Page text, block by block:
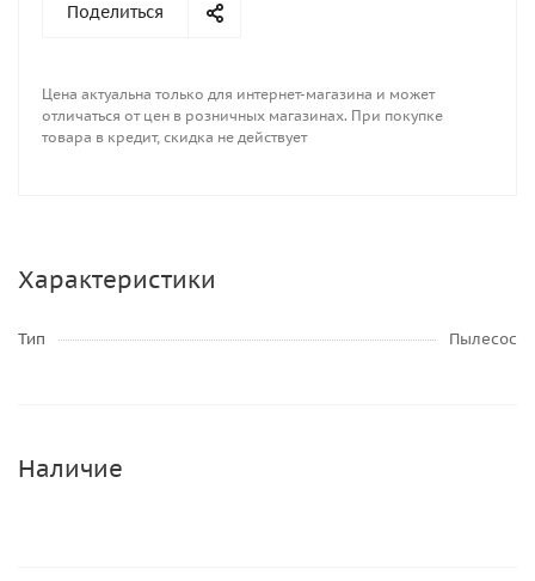
Поделиться
Цена актуальна только для интернет-магазина и может
отличаться от цен в розничных магазинах. При покупке
товара в кредит, скидка не действует
Характеристики
Тип Пылесос
Наличие